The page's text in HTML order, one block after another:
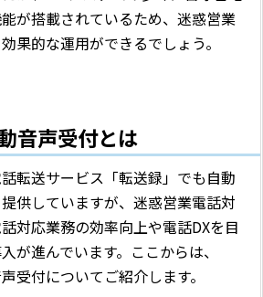
が搭載されているため、迷惑営業
果的な運用ができるでしょう。
音声受付とは
転送サービス「転送録」でも自動
供していますが、迷惑営業電話対
対応業務の効率向上や電話DXを目
が進んでいます。ここからは、
受付についてご紹介します。